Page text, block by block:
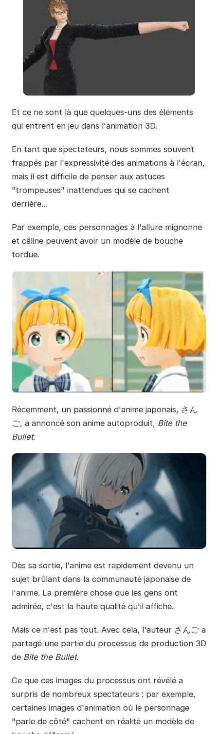
Et ce ne sont là que quelques-uns des éléments
qui entrent en jeu dans l'animation 3D.
En tant que spectateurs, nous sommes souvent
frappés par l'expressivité des animations à l'écran,
mais il est difficile de penser aux astuces
"trompeuses" inattendues qui se cachent
derrière...
Par exemple, ces personnages à l'allure mignonne
et câline peuvent avoir un modèle de bouche
tordue.
Récemment, un passionné d'anime japonais, さん
ご, a annoncé son anime autoproduit, Bite the
Bullet.
Dès sa sortie, l'anime est rapidement devenu un
sujet brûlant dans la communauté japonaise de
l'anime. La première chose que les gens ont
admirée, c'est la haute qualité qu'il affiche.
Mais ce n'est pas tout. Avec cela, l'auteur さんご a
partagé une partie du processus de production 3D
de Bite the Bullet.
Ce que ces images du processus ont révélé a
surpris de nombreux spectateurs : par exemple,
certaines images d'animation où le personnage
"parle de côté" cachent en réalité un modèle de